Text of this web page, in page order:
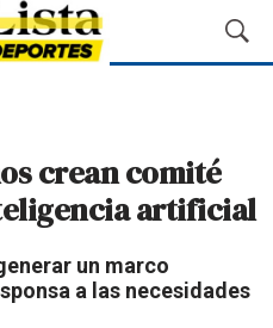
M
o
B
q
crean comité
artificial
un marco
a las necesidades